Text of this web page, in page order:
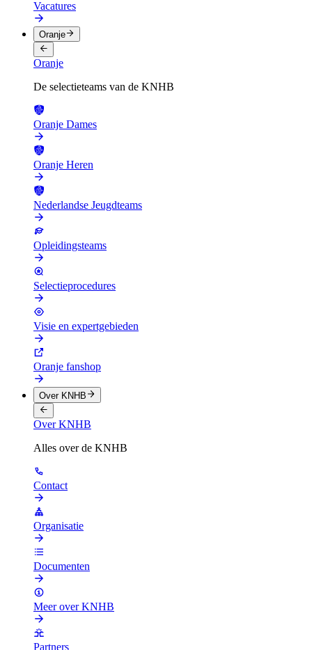
Vacatures
Oranje
Oranje
De selectieteams van de KNHB
Oranje Dames
Oranje Heren
Nederlandse Jeugdteams
Opleidingsteams
Selectieprocedures
Visie en expertgebieden
Oranje fanshop
Over KNHB
Over KNHB
Alles over de KNHB
Contact
Organisatie
Documenten
Meer over KNHB
Partners